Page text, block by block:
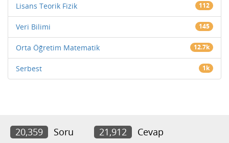
Lisans Teorik Fizik 112
Veri Bilimi 145
Orta Öğretim Matematik 12.7k
Serbest 1k
20,359 Soru 21,912 Cevap